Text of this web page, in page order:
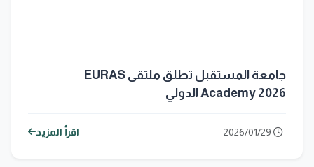
جامعة المستقبل تطلق ملتقى EURAS
Academy 2026 الدولي
اقرأ المزيد